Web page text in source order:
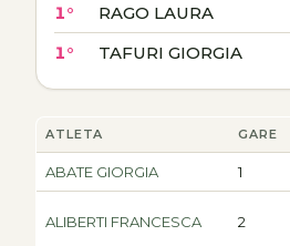
1° RAGO LAURA
1° TAFURI GIORGIA
ATLETA GARE
ABATE GIORGIA 1
ALIBERTI FRANCESCA 2